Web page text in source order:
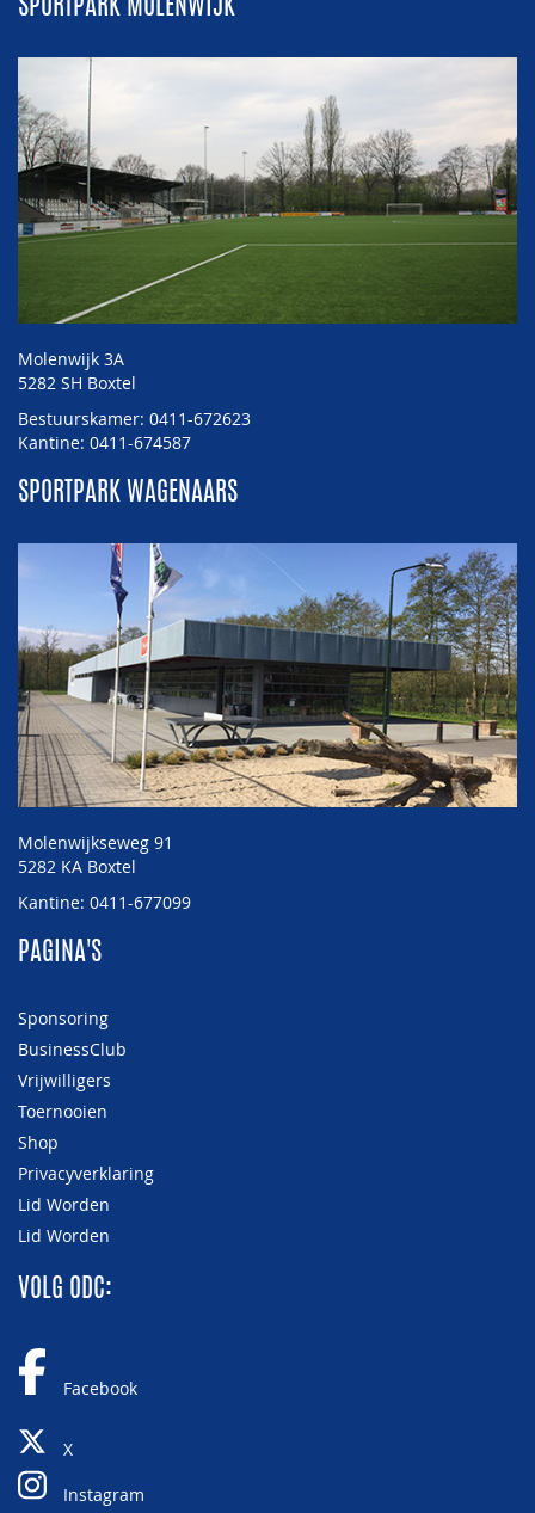
SPORTPARK MOLENWIJK
Molenwijk 3A
5282 SH Boxtel
Bestuurskamer: 0411-672623
Kantine: 0411-674587
SPORTPARK WAGENAARS
Molenwijkseweg 91
5282 KA Boxtel
Kantine: 0411-677099
PAGINA'S
Sponsoring
BusinessClub
Vrijwilligers
Toernooien
Shop
Privacyverklaring
Lid Worden
Lid Worden
VOLG ODC:
Facebook
X
Instagram